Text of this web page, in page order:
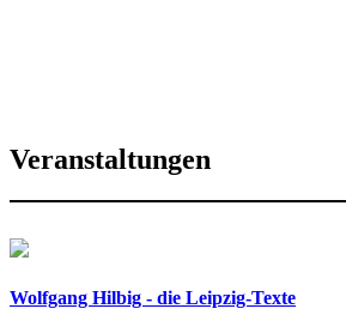
Veranstaltungen
Wolfgang Hilbig - die Leipzig-Texte